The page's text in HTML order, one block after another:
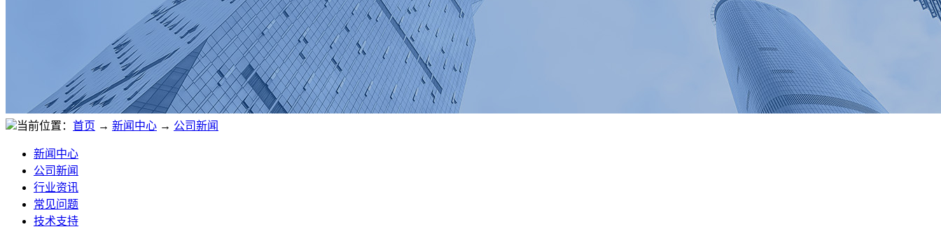
当前位置： 首页 → 新闻中心 → 公司新闻
新闻中心
公司新闻
行业资讯
常见问题
技术支持